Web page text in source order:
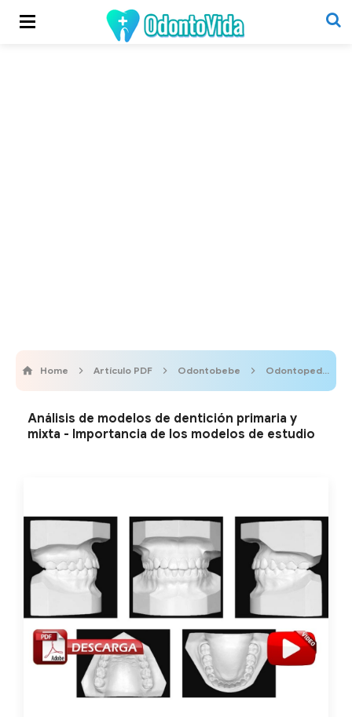
Home Artículo PDF Odontobebe Odontopediatría
Análisis de modelos de dentición primaria y
mixta - Importancia de los modelos de estudio